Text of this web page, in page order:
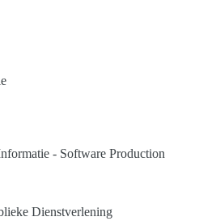
- Software Production
Dienstverlening